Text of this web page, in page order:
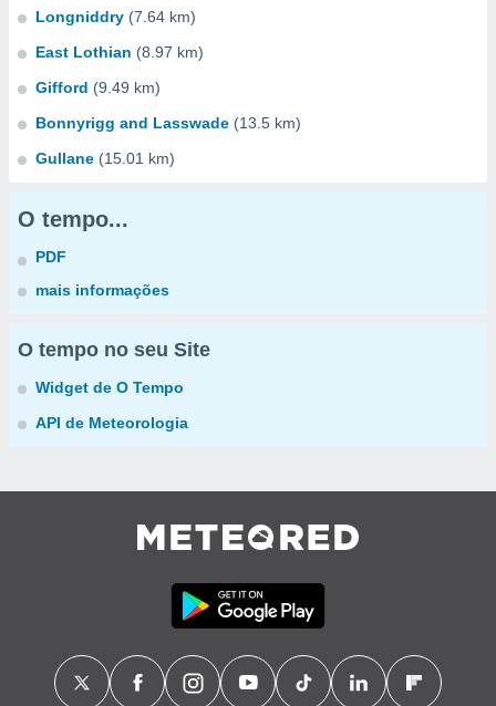
Longniddry (7.64 km)
East Lothian (8.97 km)
Gifford (9.49 km)
Bonnyrigg and Lasswade (13.5 km)
Gullane (15.01 km)
O tempo...
PDF
mais informações
O tempo no seu Site
Widget de O Tempo
API de Meteorologia